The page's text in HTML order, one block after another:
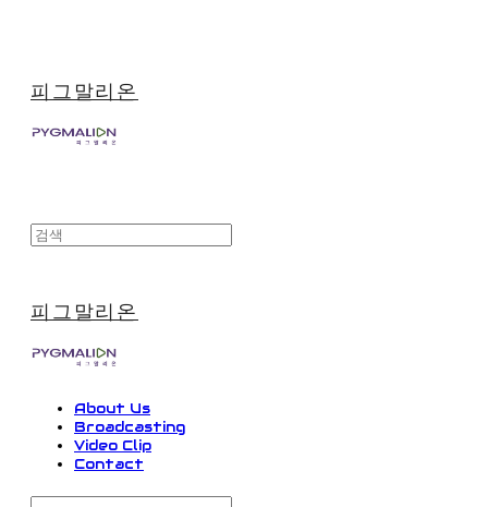
피그말리온
피그말리온
About Us
Broadcasting
Video Clip
Contact